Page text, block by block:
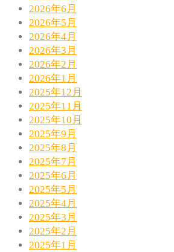
2026年6月
2026年5月
2026年4月
2026年3月
2026年2月
2026年1月
2025年12月
2025年11月
2025年10月
2025年9月
2025年8月
2025年7月
2025年6月
2025年5月
2025年4月
2025年3月
2025年2月
2025年1月